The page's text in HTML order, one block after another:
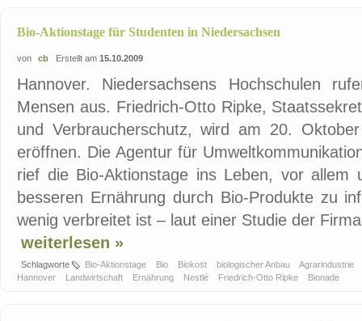
Bio-Aktionstage für Studenten in Niedersachsen
von cb Erstellt am 15.10.2009
Hannover. Niedersachsens Hochschulen
Mensen aus. Friedrich-Otto Ripke,
und Verbraucherschutz, wird am 20.
eröffnen. Die Agentur für
rief die Bio-Aktionstage ins Leben, vor allem
besseren Ernährung durch Bio-Produkte zu
wenig verbreitet ist – laut einer Studie der
weiterlesen »
Schlagworte Bio-Aktionstage Bio Biokost biologischer Anbau
Agrarindustrie
Hannover
Landwirtschaft Ernährung Nestlé Friedrich-Otto Ripke Bionade